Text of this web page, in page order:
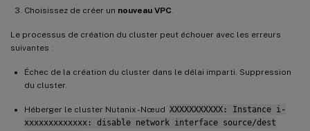
Choisissez de créer un nouveau VPC
Le processus de création du cluster peut échouer avec les erreurs
suivantes :
Échec de la création du cluster dans le délai imparti. Suppression
du cluster.
Héberger le cluster Nutanix - Nœud XXXXXXXXXXX: Instance i-
xxxxxxxxxxxxx: disable network interface source/dest